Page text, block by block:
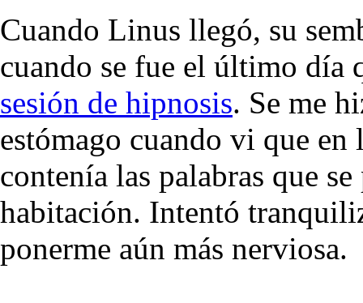
Cuando Linus llegó, su
cuando se fue el último día
sesión de hipnosis. Se me
estómago cuando vi que
contenía las palabras que
habitación. Intentó
ponerme aún más nerviosa.